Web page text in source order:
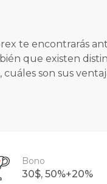
te encontrarás
que existen
son sus
Bono
30$, 50%+20%